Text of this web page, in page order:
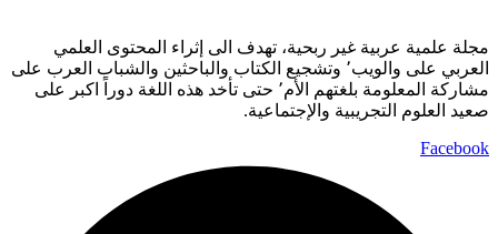
مجلة علمية عربية غير ربحية، تهدف الى إثراء المحتوى العلمي
العربي على والويب٬ وتشجيع الكتاب والباحثين والشباب العرب على
مشاركة المعلومة بلغتهم الأم٬ حتى تأخد هذه اللغة دوراً اكبر على
صعيد العلوم التجريبية والإجتماعية.
Facebook